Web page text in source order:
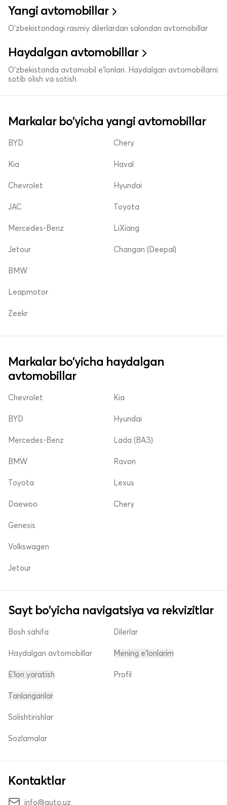
Yangi avtomobillar
O'zbekistondagi rasmiy dilerlardan salondan avtomobillar
Haydalgan avtomobillar
O'zbekistonda avtomobil e’lonlari. Haydalgan avtomobillarni
sotib olish va sotish
Markalar bo'yicha yangi avtomobillar
BYD
Kia
Chevrolet
Chery
Haval
Hyundai
JAC
Mercedes-Benz
Jetour
Toyota
LiXiang
Changan (Deepal)
BMW
Leapmotor
Zeekr
Markalar bo'yicha haydalgan
avtomobillar
Chevrolet
BYD
Mercedes-Benz
Kia
Hyundai
Lada (ВАЗ)
BMW
Toyota
Daewoo
Ravon
Lexus
Chery
Genesis
Volkswagen
Jetour
Sayt bo'yicha navigatsiya va rekvizitlar
Bosh sahifa
Haydalgan avtomobillar
E'lon yaratish
Dilerlar
Mening e'lonlarim
Profil
Tanlanganlar
Solishtirishlar
Sozlamalar
Kontaktlar
info@auto.uz